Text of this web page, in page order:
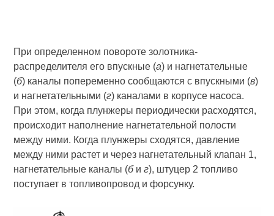
При определенном повороте золотника-
распределителя его впускные (а) и нагнетательные
(б) каналы попеременно сообщаются с впускными (в)
и нагнетательными (г) каналами в корпусе насоса.
При этом, когда плунжеры периодически расходятся,
происходит наполнение нагнетательной полости
между ними. Когда плунжеры сходятся, давление
между ними растет и через нагнетательный клапан 1,
нагнетательные каналы (биг), штуцер 2 топливо
поступает в топливопровод и форсунку.